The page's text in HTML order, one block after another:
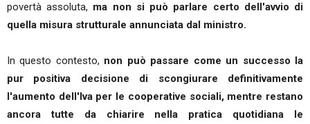
povertà assoluta, ma non si può parlare certo dell'avvio di
quella misura strutturale annunciata dal ministro.
In questo contesto, non può passare come un successo la
pur positiva decisione di scongiurare definitivamente
l'aumento dell'Iva per le cooperative sociali, mentre restano
ancora tutte da chiarire nella pratica quotidiana le